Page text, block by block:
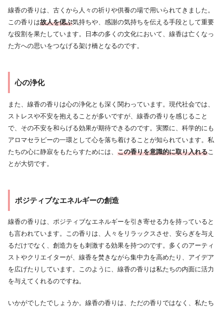
線香の香りは、古くから人々の祈りや供養の場で用いられてきました。
この香りは故人を偲ぶ気持ちや、感謝の気持ちを伝える手段として重要
な役割を果たしています。日本の多くの文化において、線香は亡くなっ
た方への思いをつなげる架け橋となるのです。
心の浄化
また、線香の香りは心の浄化とも深く関わっています。現代社会では、
ストレスや不安を抱えることが多いですが、線香の香りを感じること
で、その不安を和らげる効果が期待できるのです。実際に、科学的にも
アロマセラピーの一環として心を落ち着けることが知られています。私
たちの心に静寂をもたらすためには、 この香りを意識的に取り入れる こ
とが大切です。
ポジティブなエネルギーの創造
線香の香りは、ポジティブなエネルギーを引き寄せる力を持っていると
も言われています。この香りは、人々をリラックスさせ、安らぎを与え
るだけでなく、創造力をも刺激する効果を持つのです。多くのアーティ
ストやクリエイターが、線香を焚きながら集中力を高めたり、アイデア
を広げたりしています。このように、線香の香りは私たちの内面に活力
を与えてくれるのですね。
いかがでしたでしょうか。線香の香りは、ただの香りではなく、私たち